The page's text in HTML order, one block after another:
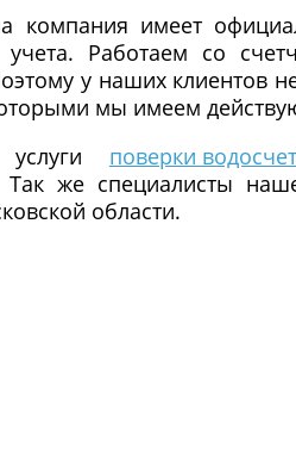
компания имеет
Работаем со
у наших клиентов
мы имеем
услуги поверки
же специалисты
области.